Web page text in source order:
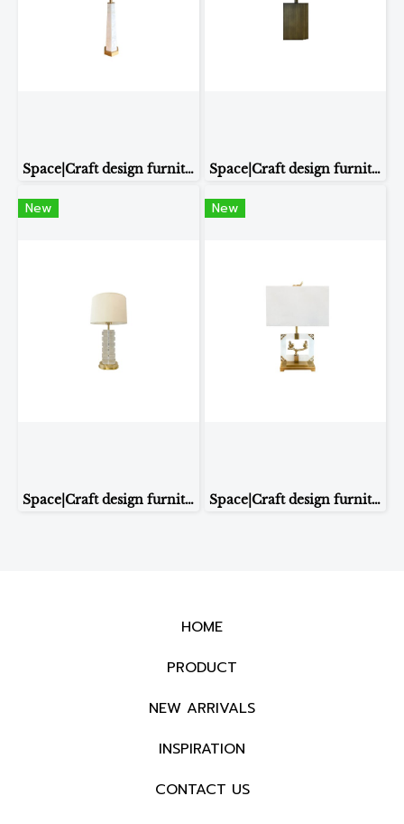
Space|Craft design furniture & living TABLE LAMP รุ่น8208 Space|Craft design furniture & living TABLE LAMP รุ่น8198
New
Space|Craft design furniture & living TABLE LAMP รุ่น8232
New
Space|Craft design furniture & living TABLE LAMP รุ่น8228
HOME
PRODUCT
NEW ARRIVALS
INSPIRATION
CONTACT US